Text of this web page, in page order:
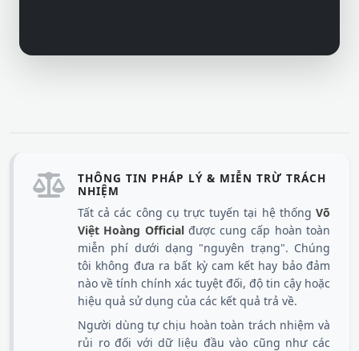
THÔNG TIN PHÁP LÝ & MIỄN TRỪ TRÁCH
NHIỆM
Tất cả các công cụ trực tuyến tại hệ thống Võ
Việt Hoàng Officialđược cung cấp hoàn toàn
miễn phí dưới dạng "nguyên trạng". Chúng
tôi không đưa ra bất kỳ cam kết hay bảo đảm
nào về tính chính xác tuyệt đối, độ tin cậy hoặc
hiệu quả sử dụng của các kết quả trả về.
Người dùng tự chịu hoàn toàn trách nhiệm và
rủi ro đối với dữ liệu đầu vào cũng như các